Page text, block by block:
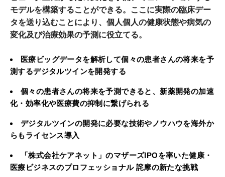
モデルを構築することができる。ここに実際の臨床デー
タを送り込むことにより、個人個人の健康状態や病気の
変化及び治療効果の予測に役立てる。
医療ビッグデータを解析して個々の患者さんの将来を予
測するデジタルツインを開発する
個々の患者さんの将来を予測できると、新薬開発の加速
化・効率化や医療費の抑制に繋げられる
デジタルツインの開発に必要な技術やノウハウを海外か
らもライセンス導入
「株式会社ケアネット」のマザーズIPOを率いた健康・
医療ビジネスのプロフェッショナル 詫摩の新たな挑戦